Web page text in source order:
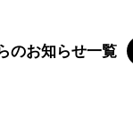
のお知らせ一覧